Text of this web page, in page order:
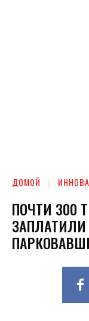
ДОМОЙ
ПОЧТИ 300